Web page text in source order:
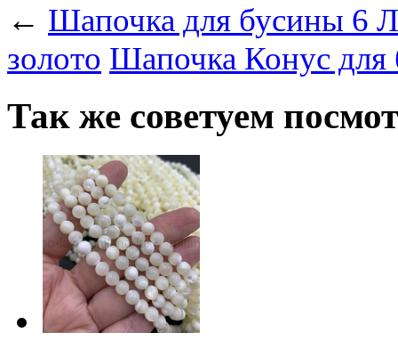
← Шапочка для бусины 6
золото Шапочка Конус для
Так же советуем